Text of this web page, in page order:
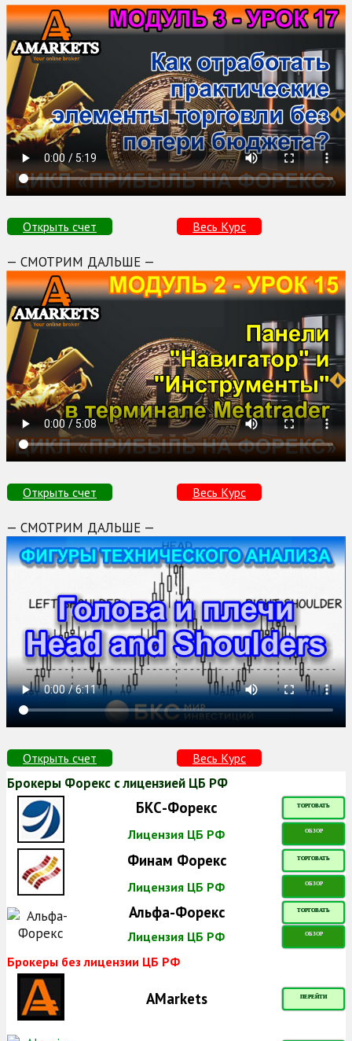
Открыть счет Весь Курс
— СМОТРИМ ДАЛЬШЕ —
Открыть счет Весь Курс
— СМОТРИМ ДАЛЬШЕ —
Открыть счет Весь Курс
Брокеры Форекс с лицензией ЦБ РФ
БКС-Форекс ТОРГОВАТЬ
Лицензия ЦБ РФ ОБЗОР
Финам Форекс ТОРГОВАТЬ
Лицензия ЦБ РФ ОБЗОР
Альфа-Форекс ТОРГОВАТЬ
Лицензия ЦБ РФ ОБЗОР
Брокеры без лицензии ЦБ РФ
AMarkets ПЕРЕЙТИ